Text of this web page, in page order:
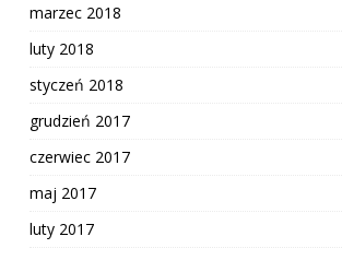
marzec 2018
luty 2018
styczeń 2018
grudzień 2017
czerwiec 2017
maj 2017
luty 2017